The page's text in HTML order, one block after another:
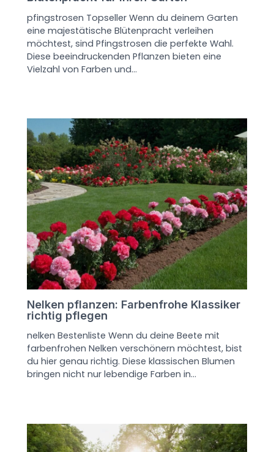
pfingstrosen Topseller Wenn du deinem Garten
eine majestätische Blütenpracht verleihen
möchtest, sind Pfingstrosen die perfekte Wahl.
Diese beeindruckenden Pflanzen bieten eine
Vielzahl von Farben und…
Nelken pflanzen: Farbenfrohe Klassiker
richtig pflegen
nelken Bestenliste Wenn du deine Beete mit
farbenfrohen Nelken verschönern möchtest, bist
du hier genau richtig. Diese klassischen Blumen
bringen nicht nur lebendige Farben in…